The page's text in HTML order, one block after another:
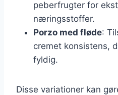
peberfrugter for
næringsstoffer.
Porzo med fløde:
cremet konsistens,
fyldig.
Disse variationer kan